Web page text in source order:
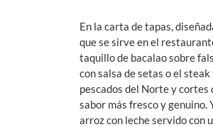
En la carta de tapas,
que se sirve en el
taquillo de bacalao sobre
con salsa de setas o el
pescados del Norte y cortes
sabor más fresco y genuino.
arroz con leche servido con